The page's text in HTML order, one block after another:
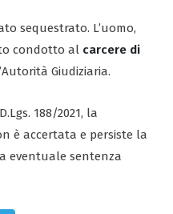
sequestrato. L’uomo,
condotto al carcere di
Giudiziaria.
188/2021, la
è accertata e persiste la
eventuale sentenza